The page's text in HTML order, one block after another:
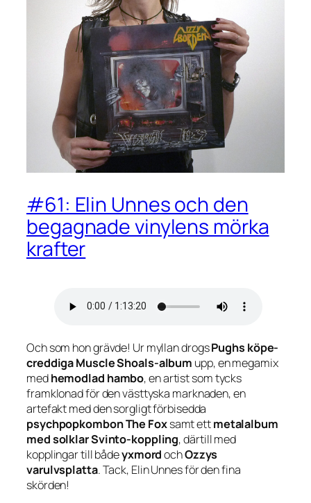
#61: Elin Unnes och den
begagnade vinylens mörka
krafter
Och som hon grävde! Ur myllan drogsPughs köpe-
creddiga Muscle Shoals-album upp, en megamix
medhemodlad hambo, en artist som tycks
framklonad för den västtyska marknaden, en
artefakt med den sorgligt förbisedda
psychpopkombon The Foxsamt ettmetalalbum
med solklar Svinto-koppling, därtill med
kopplingar till bådeyxmordochOzzys
varulvsplatta. Tack, Elin Unnes för den fina
skörden!